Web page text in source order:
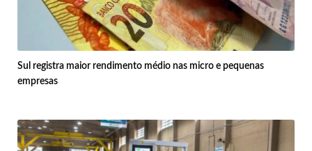
Sul registra maior rendimento médio nas micro e pequenas
empresas